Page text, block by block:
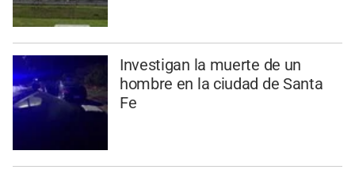
Investigan la muerte de un
hombre en la ciudad de Santa
Fe